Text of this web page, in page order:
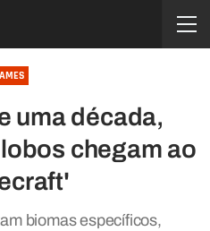
uma década,
chegam ao
biomas específicos,